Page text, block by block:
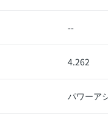
--
4.262
パワーア